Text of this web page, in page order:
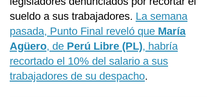
España
Internacional
Tecnología
Club del Suscriptor
sueldo a sus trabajadores. La semana
pasada, Punto Final reveló que María
Agüero, de Perú Libre (PL), habría
recortado el 10% del salario a sus
trabajadores de su despacho.